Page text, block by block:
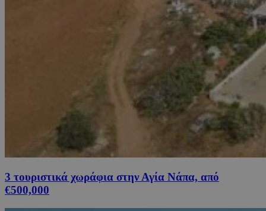
3 τουριστικά χωράφια στην Αγία Νάπα, από
€500,000